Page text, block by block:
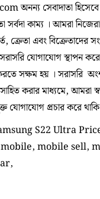
সেবাদাতা হিসেবে
কাম্য । আমরা
ক্রেতা এবং বিক্রেতাদের
যোগাযোগ স্থাপন
সক্ষম হয় । সরাসরি
করার মাধ্যমে, আমরা
যোগাযোগ প্রচার করে
S22 Ultra
mobile sell,